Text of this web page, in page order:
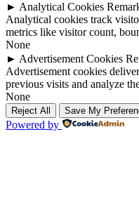
► Analytical Cookies
Analytical cookies track
metrics like visitor count,
None
► Advertisement Cookies
Advertisement cookies
previous visits and analyze
None
Reject All Save My
Powered by